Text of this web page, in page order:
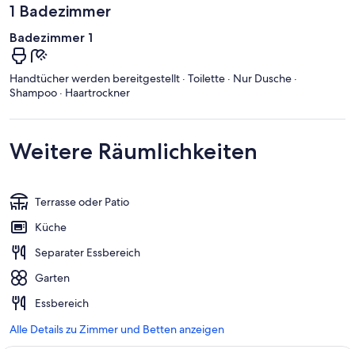
1 Badezimmer
Badezimmer 1
Handtücher werden bereitgestellt · Toilette · Nur Dusche ·
Shampoo · Haartrockner
Weitere Räumlichkeiten
Terrasse oder Patio
Küche
Separater Essbereich
Garten
Essbereich
Alle Details zu Zimmer und Betten anzeigen